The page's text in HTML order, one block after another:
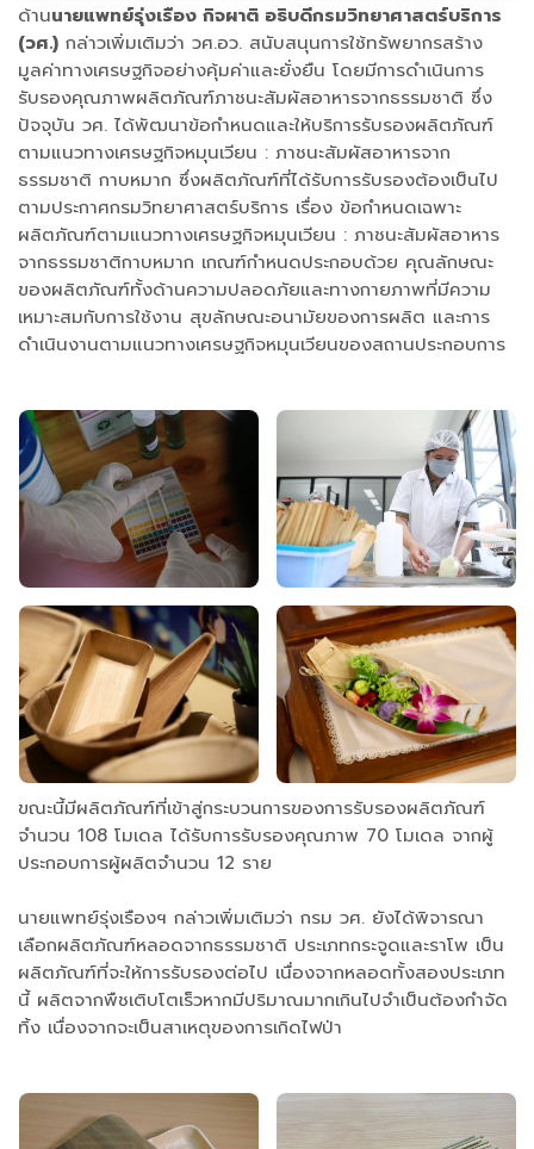
ด้านนายแพทย์รุ่งเรือง กิจผาติ อธิบดีกรมวิทยาศาสตร์บริการ
(วศ.) กล่าวเพิ่มเติมว่า วศ.อว. สนับสนุนการใช้ทรัพยากรสร้าง
มูลค่าทางเศรษฐกิจอย่างคุ้มค่าและยั่งยืน โดยมีการดำเนินการ
รับรองคุณภาพผลิตภัณฑ์ภาชนะสัมผัสอาหารจากธรรมชาติ ซึ่ง
ปัจจุบัน วศ. ได้พัฒนาข้อกำหนดและให้บริการรับรองผลิตภัณฑ์
ตามแนวทางเศรษฐกิจหมุนเวียน : ภาชนะสัมผัสอาหารจาก
ธรรมชาติ กาบหมาก ซึ่งผลิตภัณฑ์ที่ได้รับการรับรองต้องเป็นไป
ตามประกาศกรมวิทยาศาสตร์บริการ เรื่อง ข้อกำหนดเฉพาะ
ผลิตภัณฑ์ตามแนวทางเศรษฐกิจหมุนเวียน : ภาชนะสัมผัสอาหาร
จากธรรมชาติกาบหมาก เกณฑ์กำหนดประกอบด้วย คุณลักษณะ
ของผลิตภัณฑ์ทั้งด้านความปลอดภัยและทางกายภาพที่มีความ
เหมาะสมกับการใช้งาน สุขลักษณะอนามัยของการผลิต และการ
ดำเนินงานตามแนวทางเศรษฐกิจหมุนเวียนของสถานประกอบการ
ขณะนี้มีผลิตภัณฑ์ที่เข้าสู่กระบวนการของการรับรองผลิตภัณฑ์
จำนวน 108 โมเดล ได้รับการรับรองคุณภาพ 70 โมเดล จากผู้
ประกอบการผู้ผลิตจำนวน 12 ราย
นายแพทย์รุ่งเรืองฯ กล่าวเพิ่มเติมว่า กรม วศ. ยังได้พิจารณา
เลือกผลิตภัณฑ์หลอดจากธรรมชาติ ประเภทกระจูดและราโพ เป็น
ผลิตภัณฑ์ที่จะให้การรับรองต่อไป เนื่องจากหลอดทั้งสองประเภท
นี้ ผลิตจากพืชเติบโตเร็วหากมีปริมาณมากเกินไปจำเป็นต้องกำจัด
ทิ้ง เนื่องจากจะเป็นสาเหตุของการเกิดไฟป่า